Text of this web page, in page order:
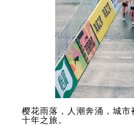
樱花雨落，人潮奔涌，城
十年之旅。